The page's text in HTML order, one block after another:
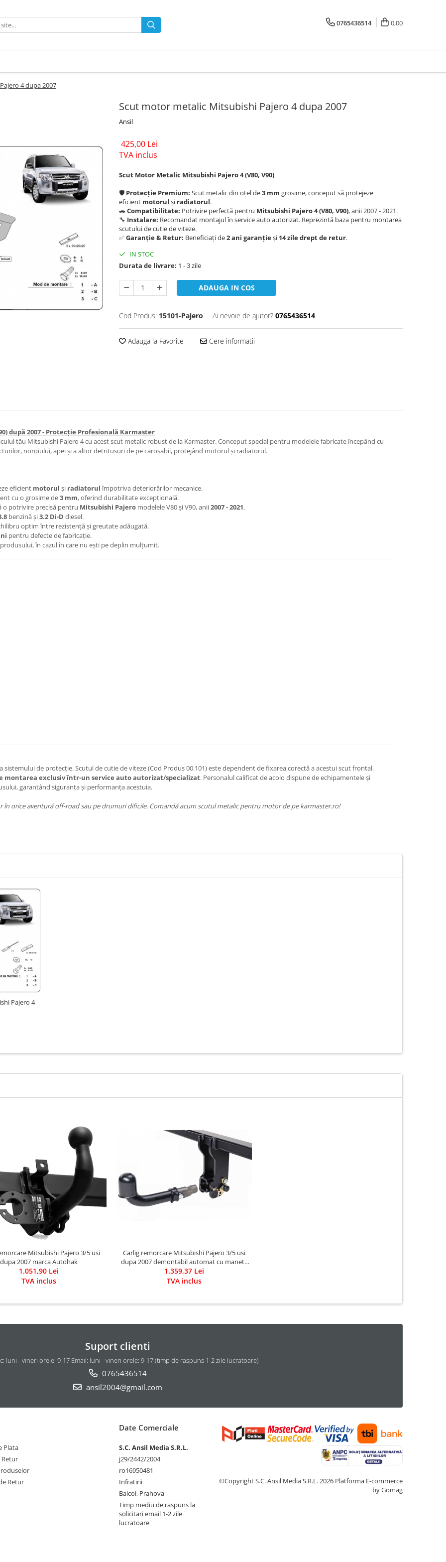
0765436514 0,00
4 dupa 2007
Scut motor metalic Mitsubishi Pajero 4 dupa 2007
Ansil
425,00 Lei
TVA inclus
Scut Motor Metalic Mitsubishi Pajero 4 (V80, V90)
🛡️ Protecție Premium: Scut metalic din oțel de3 mm grosime, conceput să protejeze
eficient motorul și radiatorul.
🚗Compatibilitate: Potrivire perfectă pentru Mitsubishi Pajero 4 (V80, V90), anii 2007 - 2021.
🔧 Instalare: Recomandat montajul în service auto autorizat. Reprezintă baza pentru montarea
scutului de cutie de viteze.
✅Garanție & Retur: Beneficiați de2 ani garanțieși 14 zile drept de retur.
IN STOC
Durata de livrare: 1 - 3 zile
ADAUGA IN COS
Cod Produs: 15101-Pajero Ai nevoie de ajutor? 0765436514
Adauga la Favorite Cere informatii
după 2007 - Protecție Profesională Karmaster
tău Mitsubishi Pajero 4 cu acest scut metalic robust de la Karmaster. Conceput special pentru modelele fabricate începând cu
noroiului, apei și a altor detritusuri de pe carosabil, protejând motorul și radiatorul.
eficient motorul și radiatorulîmpotriva deteriorărilor mecanice.
cu o grosime de3 mm, oferind durabilitate excepțională.
o potrivire precisă pentru Mitsubishi Pajero modelele V80 și V90, anii2007 - 2021.
benzină și3.2 Di-D diesel.
optim între rezistență și greutate adăugată.
pentru defecte de fabricație.
în cazul în care nu ești pe deplin mulțumit.
de protecție. Scutul de cutie de viteze (Cod Produs 00.101) este dependent de fixarea corectă a acestui scut frontal.
montarea exclusiv într-un service auto autorizat/specializat. Personalul calificat de acolo dispune de echipamentele și
garantând siguranța și performanța acestuia.
orice aventură off-road sau pe drumuri dificile. Comandă acum scutul metalic pentru motor de pe karmaster.ro!
Pajero 4
Mitsubishi Pajero 3/5 usi
dupa 2007 marca Autohak
1.051,90 Lei
TVA inclus
Carlig remorcare Mitsubishi Pajero 3/5 usi
dupa 2007 demontabil automat cu maneta
marca Autohak
1.359,37 Lei
TVA inclus
Suport clienti
luni - vineri orele: 9-17 Email: luni - vineri orele: 9-17 (timp de raspuns 1-2 zile lucratoare)
0765436514
ansil2004@gmail.com
Plata
Retur
Retur
Date Comerciale
S.C. Ansil Media S.R.L.
j29/2442/2004
ro16950481
Infratirii
Baicoi, Prahova
Timp mediu de raspuns la
solicitari email 1-2 zile
lucratoare
©Copyright S.C. Ansil Media S.R.L. 2026 Platforma E-commerce
by Gomag